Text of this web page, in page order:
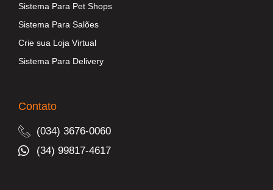
Sistema Para Pet Shops
Sistema Para Salões
Crie sua Loja Virtual
Sistema Para Delivery
Contato
(034) 3676-0060
(34) 99817-4617